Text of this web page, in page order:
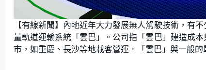
U
n
m
u
t
e
o
e
d
:
.
【有線新聞】內地近年大力發展無人駕駛技術，有
量軌道運輸系統「雲巴」。公司指「雲巴」建造成
市，如重慶、長沙等地載客營運。「雲巴」與一般